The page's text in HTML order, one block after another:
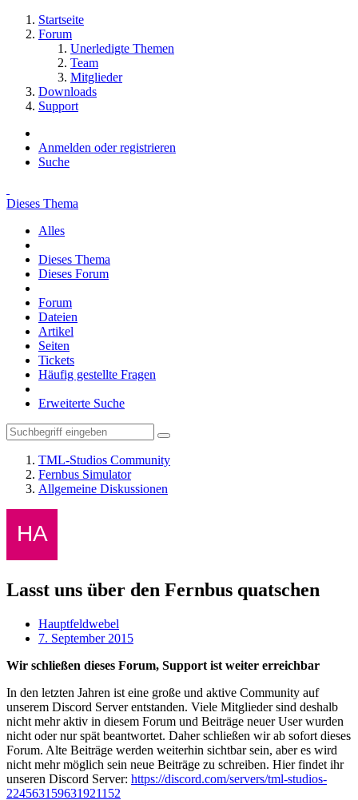
Startseite
Forum
Unerledigte Themen
Team
Mitglieder
Downloads
Support
Anmelden oder registrieren
Suche
Dieses Thema
Alles
Dieses Thema
Dieses Forum
Forum
Dateien
Artikel
Seiten
Tickets
Häufig gestellte Fragen
Erweiterte Suche
TML-Studios Community
Fernbus Simulator
Allgemeine Diskussionen
Lasst uns über den Fernbus quatschen
Hauptfeldwebel
7. September 2015
Wir schließen dieses Forum, Support ist weiter erreichbar
In den letzten Jahren ist eine große und aktive Community auf
unserem Discord Server entstanden. Viele Mitglieder sind deshalb
nicht mehr aktiv in diesem Forum und Beiträge neuer User wurden
nicht oder nur spät beantwortet. Daher schließen wir ab sofort dieses
Forum. Alte Beiträge werden weiterhin sichtbar sein, aber es wird
nicht mehr möglich sein neue Beiträge zu schreiben. Hier findet ihr
unseren Discord Server: https://discord.com/servers/tml-studios-
224563159631921152